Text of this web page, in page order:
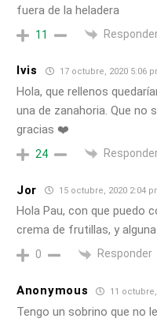
fuera de la heladera
11
Ivis 17 octubre, 2020 5:06
Hola, que rellenos
una de zanahoria. Que no
gracias ❤️
24
Jor 15 octubre, 2020 2:04
Hola Pau, con que puedo
crema de frutillas, y
0 Responder
Anonymous 11
Tengo un sobrino que no